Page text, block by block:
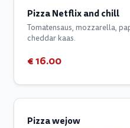
Pizza Netflix and chill
Tomatensaus, mozzarella,
cheddar kaas.
€ 16.00
Pizza wejow